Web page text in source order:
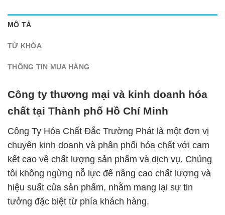
MÔ TẢ
TỪ KHÓA
THÔNG TIN MUA HÀNG
Công ty thương mại và kinh doanh hóa
chất tại Thành phố Hồ Chí Minh
Công Ty Hóa Chất Đắc Trường Phát là một đơn vị
chuyên kinh doanh và phân phối hóa chất với cam
kết cao về chất lượng sản phẩm và dịch vụ. Chúng
tôi không ngừng nỗ lực để nâng cao chất lượng và
hiệu suất của sản phẩm, nhằm mang lại sự tin
tưởng đặc biệt từ phía khách hàng.